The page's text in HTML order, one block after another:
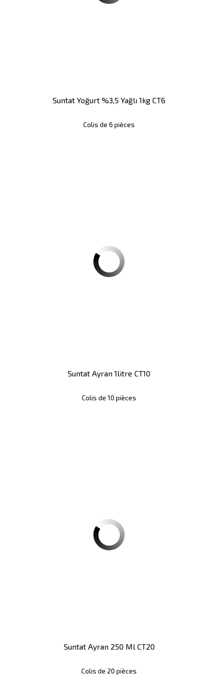
Suntat Yoğurt %3,5 Yağlı 1kg CT6
Colis de 6 pièces
Suntat Ayran 1litre CT10
Colis de 10 pièces
Suntat Ayran 250 Ml CT20
Colis de 20 pièces